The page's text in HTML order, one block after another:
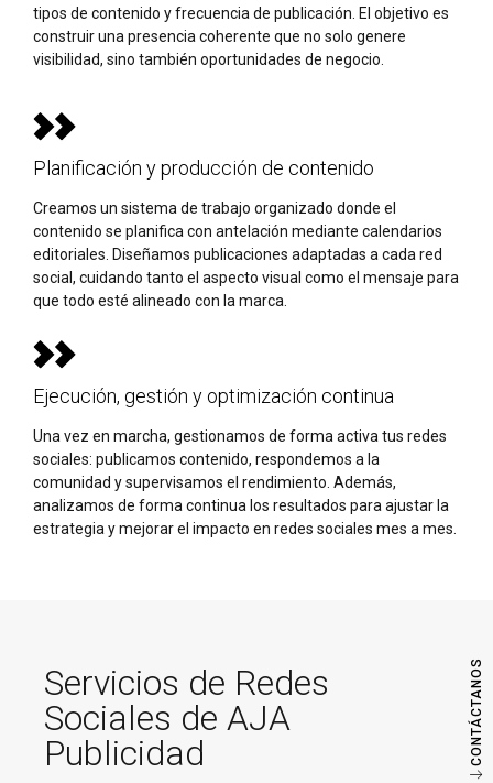
CONTÁCTANOS
tipos de contenido y frecuencia de publicación. El objetivo es
construir una presencia coherente que no solo genere
visibilidad, sino también oportunidades de negocio.
Planificación y producción de contenido
Creamos un sistema de trabajo organizado donde el
contenido se planifica con antelación mediante calendarios
editoriales. Diseñamos publicaciones adaptadas a cada red
social, cuidando tanto el aspecto visual como el mensaje para
que todo esté alineado con la marca.
Ejecución, gestión y optimización continua
Una vez en marcha, gestionamos de forma activa tus redes
sociales: publicamos contenido, respondemos a la
comunidad y supervisamos el rendimiento. Además,
analizamos de forma continua los resultados para ajustar la
estrategia y mejorar el impacto en redes sociales mes a mes.
Servicios de Redes
Sociales de AJA
Publicidad